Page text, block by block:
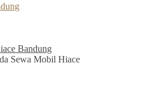
Bandung
Sewa Mobil Hiace